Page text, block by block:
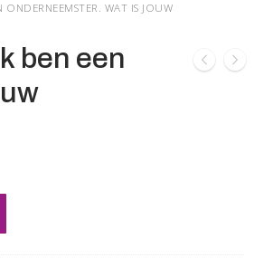
WAT IS JOUW
ben een